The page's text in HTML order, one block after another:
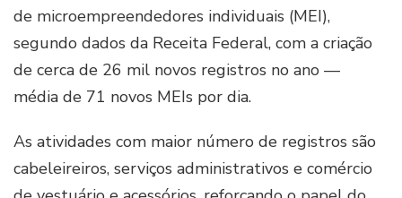
de microempreendedores individuais (MEI),
segundo dados da Receita Federal, com a criação
de cerca de 26 mil novos registros no ano —
média de 71 novos MEIs por dia.
As atividades com maior número de registros são
cabeleireiros, serviços administrativos e comércio